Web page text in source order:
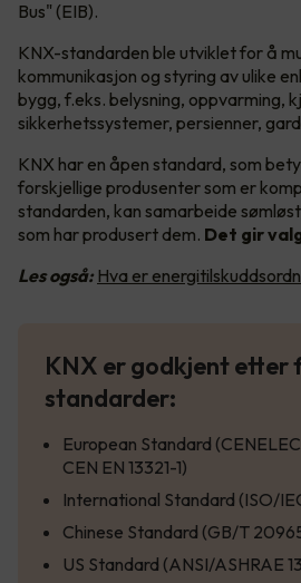
Bus" (EIB).
KNX-standarden ble utviklet for å
kommunikasjon og styring av ulike
bygg, f.eks. belysning, oppvarming,
sikkerhetssystemer, persienner,
KNX har en åpen standard, som
forskjellige produsenter som er
standarden, kan samarbeide
som har produsert dem. Det gir
Les også: Hva er
KNX er godkjent etter
standarder:
European Standard
CEN EN 13321-1)
International Standard (ISO/
Chinese Standard (GB/T
US Standard (ANSI/ASHRAE